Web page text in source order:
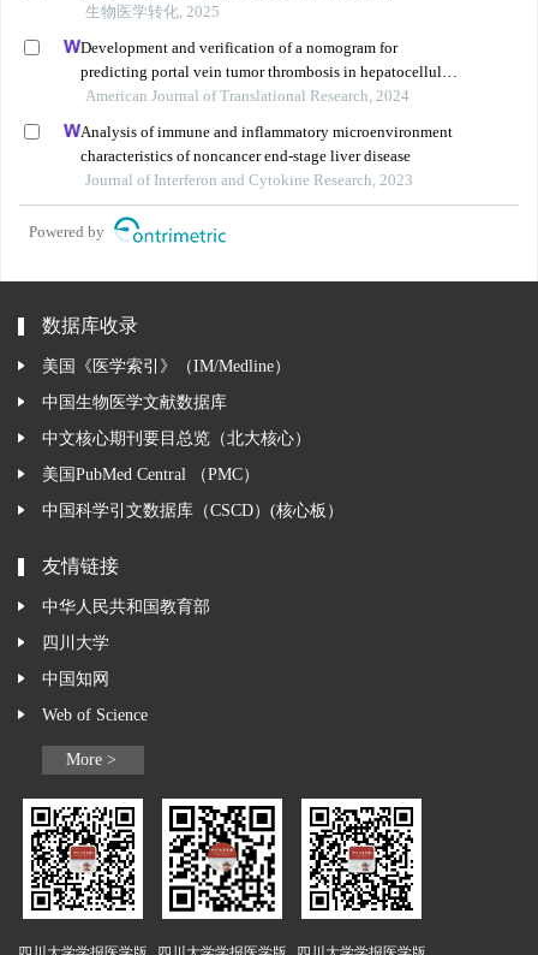
生物医学转化, 2025
Development and verification of a nomogram for
predicting portal vein tumor thrombosis in hepatocellular
carcinoma
American Journal of Translational Research, 2024
Analysis of immune and inflammatory microenvironment
characteristics of noncancer end-stage liver disease
Journal of Interferon and Cytokine Research, 2023
Powered by
数据库收录
美国《医学索引》（IM/Medline）
中国生物医学文献数据库
中文核心期刊要目总览（北大核心）
美国PubMed Central （PMC）
中国科学引文数据库（CSCD）(核心板）
友情链接
中华人民共和国教育部
四川大学
中国知网
Web of Science
More >